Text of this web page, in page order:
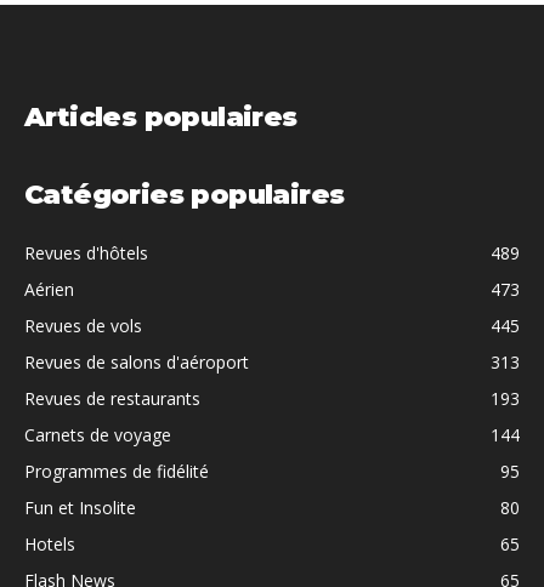
Articles populaires
Catégories populaires
Revues d'hôtels
489
Aérien
473
Revues de vols
445
Revues de salons d'aéroport
313
Revues de restaurants
193
Carnets de voyage
144
Programmes de fidélité
95
Fun et Insolite
80
Hotels
65
Flash News
65